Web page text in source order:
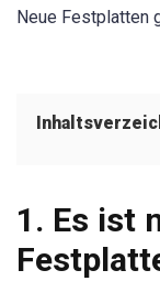
Neue Festplatten
1. Es ist